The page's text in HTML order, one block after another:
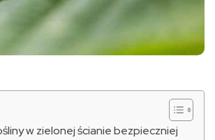
w zielonej ścianie bezpieczniej